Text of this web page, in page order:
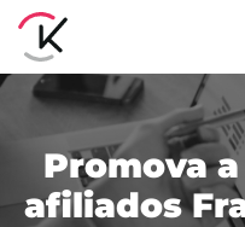
Promova
afiliados